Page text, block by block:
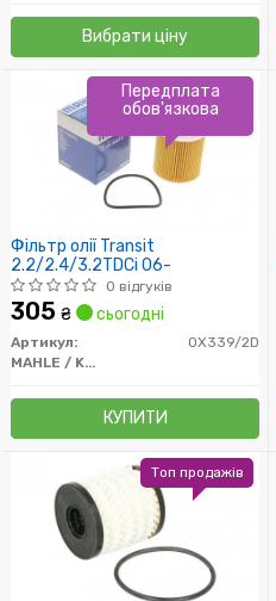
Вибрати ціну
Фільтр олії Transit
2.2/2.4/3.2TDCi 06-
0 відгуків
305 ₴ сьогодні
Артикул:
OX339/2D
MAHLE / KNECHT
КУПИТИ
Передплата
обов'язкова
Топ продажів